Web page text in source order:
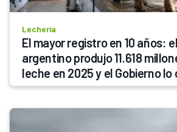
Lechería
El mayor registro en 10 años:
argentino produjo 11.618
leche en 2025 y el Gobierno